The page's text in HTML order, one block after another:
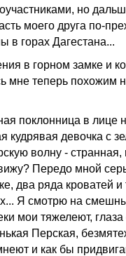
но
моего друга по-
в горах Дагестана...
в горном замке и
мне теперь похожим
поклонница в лице
кудрявая девочка с
волну - странная,
Передо мной
два ряда кроватей и
Я смотрю на
мои тяжелеют,
Перская,
и как бы